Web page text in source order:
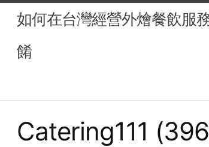
如何在台灣經營外燴餐飲服
餚
Catering111